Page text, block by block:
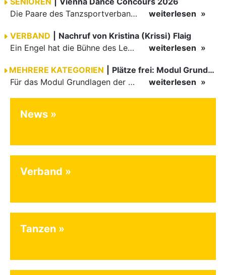
Die Paare des Tanzsportverbandes Baden-Württemberg (TBW) glänzten auf dem internationalen Parkett des Vienna Dance Concourse 2026 im Wiener Rathaus mit hervorragenden Platzierungen Ergebnisse unter: …
weiterlesen
VERBAND
Nachruf von Kristina (Krissi) Flaig
Ein Engel hat die Bühne des Lebens verlassen. Viel zu früh, plötzlich und für uns alle unfassbar, wurde unsere geliebte Kristina (Krissi) Flaig im Alter von 36 Jahren aus dem Leben gerissen. Das Tanzen…
weiterlesen
MEHRERE KATEGORIEN
Plätze frei: Modul Grundlagen
Für das Modul Grundlagen der Breitensportausbildung vom 10. bis 13. September an der Landessportschule Albstadt sind noch Plätze frei. Das Modul kann auch für den Lizenzerhalt (30 LE fachlich) genutzt…
weiterlesen
News
Verband
Tanzen